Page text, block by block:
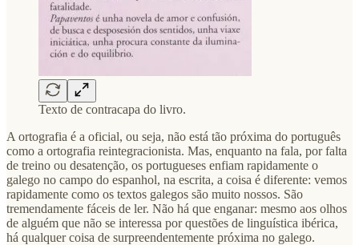
Texto de contracapa do livro.
A ortografia é a oficial, ou seja, não está tão próxima do português
como a ortografia reintegracionista. Mas, enquanto na fala, por falta
de treino ou desatenção, os portugueses enfiam rapidamente o
galego no campo do espanhol, na escrita, a coisa é diferente: vemos
rapidamente como os textos galegos são muito nossos. São
tremendamente fáceis de ler. Não há que enganar: mesmo aos olhos
de alguém que não se interessa por questões de linguística ibérica,
há qualquer coisa de surpreendentemente próxima no galego.